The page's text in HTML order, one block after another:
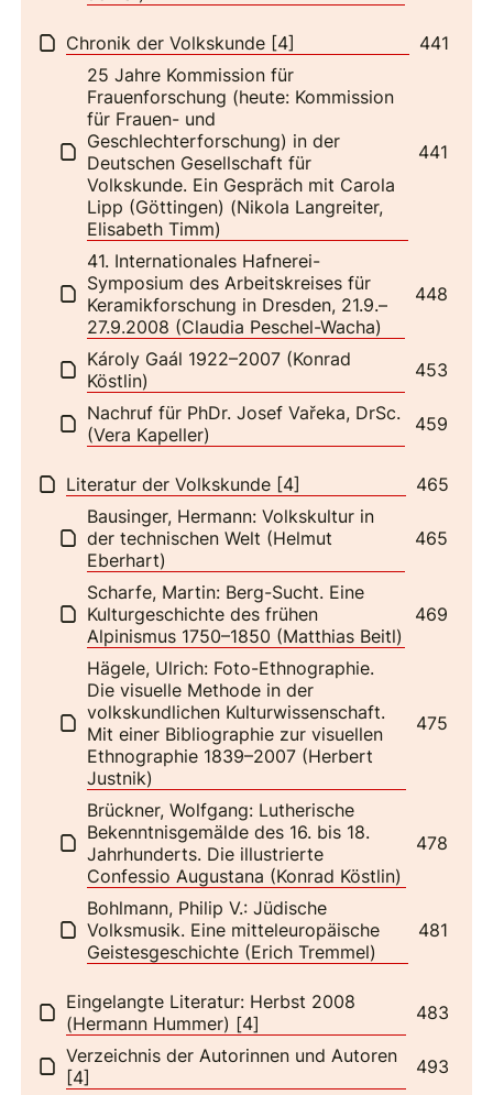
441
Chronik der Volkskunde [4]
441
25 Jahre Kommission für
Frauenforschung (heute: Kommission
für Frauen- und
Geschlechterforschung) in der
Deutschen Gesellschaft für
Volkskunde. Ein Gespräch mit Carola
Lipp (Göttingen) (Nikola Langreiter,
Elisabeth Timm)
448
41. Internationales Hafnerei-
Symposium des Arbeitskreises für
Keramikforschung in Dresden, 21.9.–
27.9.2008 (Claudia Peschel-Wacha)
453
Károly Gaál 1922–2007 (Konrad
Köstlin)
459
Nachruf für PhDr. Josef Vařeka, DrSc.
(Vera Kapeller)
465
Literatur der Volkskunde [4]
465
Bausinger, Hermann: Volkskultur in
der technischen Welt (Helmut
Eberhart)
469
Scharfe, Martin: Berg-Sucht. Eine
Kulturgeschichte des frühen
Alpinismus 1750–1850 (Matthias Beitl)
475
Hägele, Ulrich: Foto-Ethnographie.
Die visuelle Methode in der
volkskundlichen Kulturwissenschaft.
Mit einer Bibliographie zur visuellen
Ethnographie 1839–2007 (Herbert
Justnik)
478
Brückner, Wolfgang: Lutherische
Bekenntnisgemälde des 16. bis 18.
Jahrhunderts. Die illustrierte
Confessio Augustana (Konrad Köstlin)
481
Bohlmann, Philip V.: Jüdische
Volksmusik. Eine mitteleuropäische
Geistesgeschichte (Erich Tremmel)
483
Eingelangte Literatur: Herbst 2008
(Hermann Hummer) [4]
493
Verzeichnis der Autorinnen und Autoren
[4]